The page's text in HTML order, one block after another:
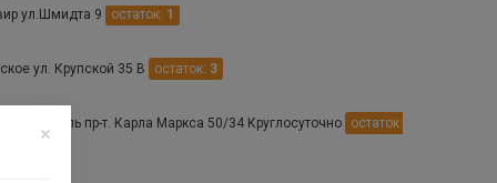
ул.Шмидта 9 остаток: 1
ул. Крупской 35 В остаток: 3
пр-т. Карла Маркса 50/34 Круглосуточно
остаток: